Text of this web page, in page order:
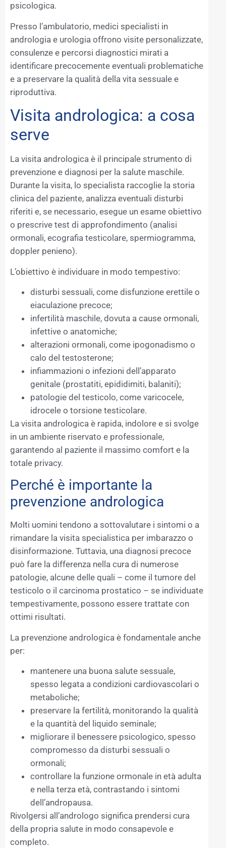
psicologica.
Presso l’ambulatorio, medici specialisti in
andrologia e urologia offrono visite personalizzate,
consulenze e percorsi diagnostici mirati a
identificare precocemente eventuali problematiche
e a preservare la qualità della vita sessuale e
riproduttiva.
Visita andrologica: a cosa
serve
La visita andrologica è il principale strumento di
prevenzione e diagnosi per la salute maschile.
Durante la visita, lo specialista raccoglie la storia
clinica del paziente, analizza eventuali disturbi
riferiti e, se necessario, esegue un esame obiettivo
o prescrive test di approfondimento (analisi
ormonali, ecografia testicolare, spermiogramma,
doppler penieno).
L’obiettivo è individuare in modo tempestivo:
disturbi sessuali, come disfunzione erettile o
eiaculazione precoce;
infertilità maschile, dovuta a cause ormonali,
infettive o anatomiche;
alterazioni ormonali, come ipogonadismo o
calo del testosterone;
infiammazioni o infezioni dell’apparato
genitale (prostatiti, epididimiti, balaniti);
patologie del testicolo, come varicocele,
idrocele o torsione testicolare.
La visita andrologica è rapida, indolore e si svolge
in un ambiente riservato e professionale,
garantendo al paziente il massimo comfort e la
totale privacy.
Perché è importante la
prevenzione andrologica
Molti uomini tendono a sottovalutare i sintomi o a
rimandare la visita specialistica per imbarazzo o
disinformazione. Tuttavia, una diagnosi precoce
può fare la differenza nella cura di numerose
patologie, alcune delle quali – come il tumore del
testicolo o il carcinoma prostatico – se individuate
tempestivamente, possono essere trattate con
ottimi risultati.
La prevenzione andrologica è fondamentale anche
per:
mantenere una buona salute sessuale,
spesso legata a condizioni cardiovascolari o
metaboliche;
preservare la fertilità, monitorando la qualità
e la quantità del liquido seminale;
migliorare il benessere psicologico, spesso
compromesso da disturbi sessuali o
ormonali;
controllare la funzione ormonale in età adulta
e nella terza età, contrastando i sintomi
dell’andropausa.
Rivolgersi all’andrologo significa prendersi cura
della propria salute in modo consapevole e
completo.